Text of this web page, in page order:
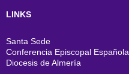
LINKS
Santa Sede
Conferencia Episcopal Española
Diocesis de Almería